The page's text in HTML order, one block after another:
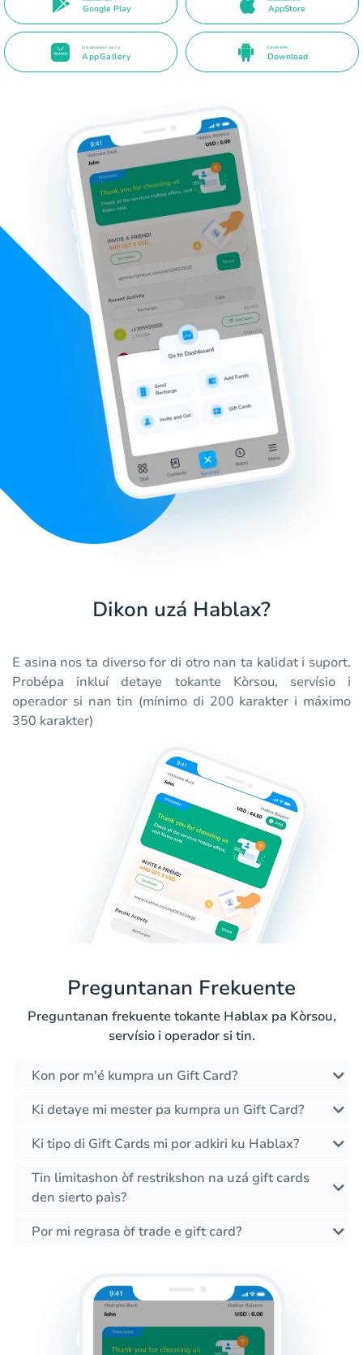
Google Play AppStore
Disponibel na la
AppGallery
Direct APK
Download
Dikon uzá Hablax?
E asina nos ta diverso for di otro nan ta kalidat i suport.
Probépa inkluí detaye tokante Kòrsou, servísio i
operador si nan tin (mínimo di 200 karakter i máximo
350 karakter)
Preguntanan Frekuente
Preguntanan frekuente tokante Hablax pa Kòrsou,
servísio i operador si tin.
Kon por m'é kumpra un Gift Card?
Ki detaye mi mester pa kumpra un Gift Card?
Ki tipo di Gift Cards mi por adkiri ku Hablax?
Tin limitashon òf restrikshon na uzá gift cards
den sierto paìs?
Por mi regrasa òf trade e gift card?